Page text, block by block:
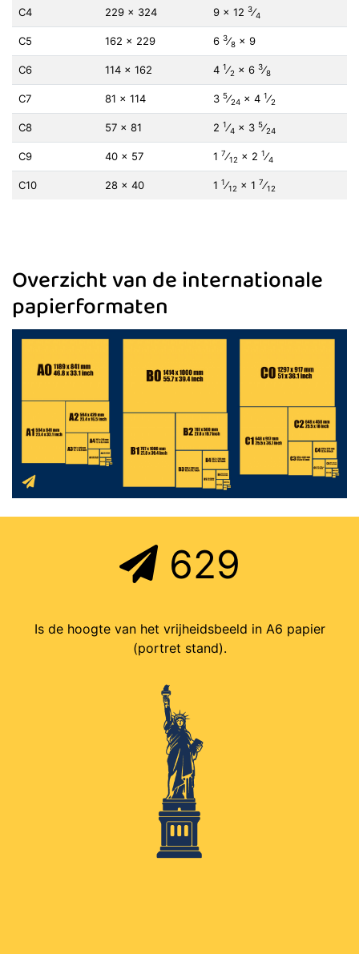
C4 229 × 324 9 × 12 3⁄4
C5 162 × 229 6 3⁄8 × 9
C6 114 × 162 4 1⁄2 × 6 3⁄8
C7 81 × 114 3 5⁄24 × 4 1⁄2
C8 57 × 81 2 1⁄4 × 3 5⁄24
C9 40 × 57 1 7⁄12 × 2 1⁄4
C10 28 × 40 1 1⁄12 × 1 7⁄12
Overzicht van de internationale
papierformaten
629
Is de hoogte van het vrijheidsbeeld in A6 papier
(portret stand).